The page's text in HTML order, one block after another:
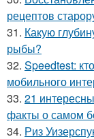
рецептов
31. Какую
рыбы?
32. Speedtest:
мобильного
33. 21
факты о самом
34. Риз